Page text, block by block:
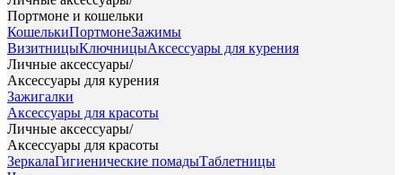
Портмоне и кошельки
КошелькиПортмонеЗажимы
ВизитницыКлючницыАксессуары для курения
Личные аксессуары/
Аксессуары для курения
Зажигалки
Аксессуары для красоты
Личные аксессуары/
Аксессуары для красоты
ЗеркалаГигиенические помадыТаблетницы